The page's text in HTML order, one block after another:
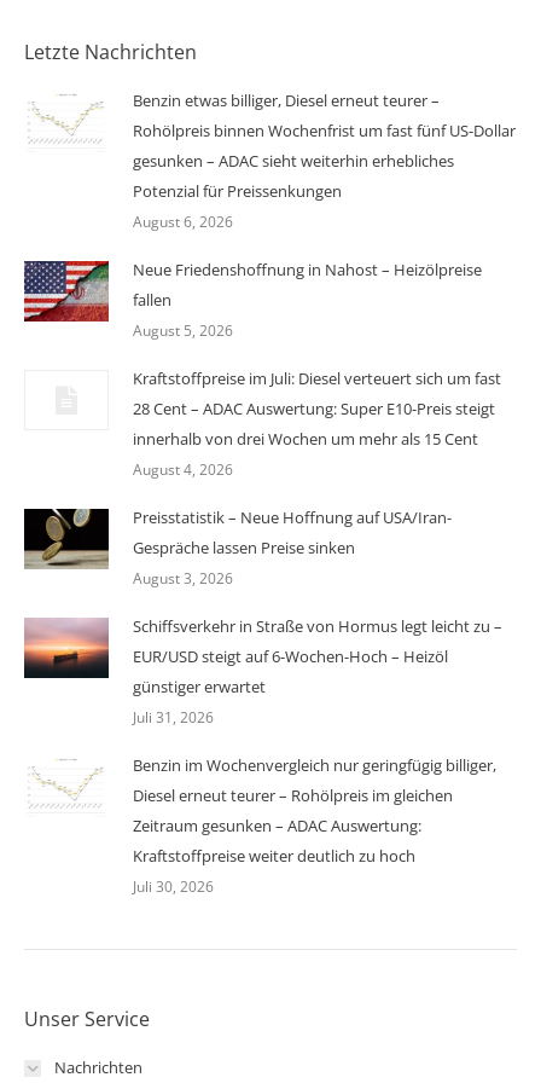
Letzte Nachrichten
Benzin etwas billiger, Diesel erneut teurer –
Rohölpreis binnen Wochenfrist um fast fünf US-Dollar
gesunken – ADAC sieht weiterhin erhebliches
Potenzial für Preissenkungen
August 6, 2026
Neue Friedenshoffnung in Nahost – Heizölpreise
fallen
August 5, 2026
Kraftstoffpreise im Juli: Diesel verteuert sich um fast
28 Cent – ADAC Auswertung: Super E10-Preis steigt
innerhalb von drei Wochen um mehr als 15 Cent
August 4, 2026
Preisstatistik – Neue Hoffnung auf USA/Iran-
Gespräche lassen Preise sinken
August 3, 2026
Schiffsverkehr in Straße von Hormus legt leicht zu –
EUR/USD steigt auf 6-Wochen-Hoch – Heizöl
günstiger erwartet
Juli 31, 2026
Benzin im Wochenvergleich nur geringfügig billiger,
Diesel erneut teurer – Rohölpreis im gleichen
Zeitraum gesunken – ADAC Auswertung:
Kraftstoffpreise weiter deutlich zu hoch
Juli 30, 2026
Unser Service
Nachrichten